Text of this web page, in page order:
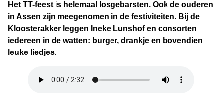
Het TT-feest is helemaal losgebarsten. Ook de ouderen
in Assen zijn meegenomen in de festiviteiten. Bij de
Kloosterakker leggen Ineke Lunshof en consorten
iedereen in de watten: burger, drankje en bovendien
leuke liedjes.